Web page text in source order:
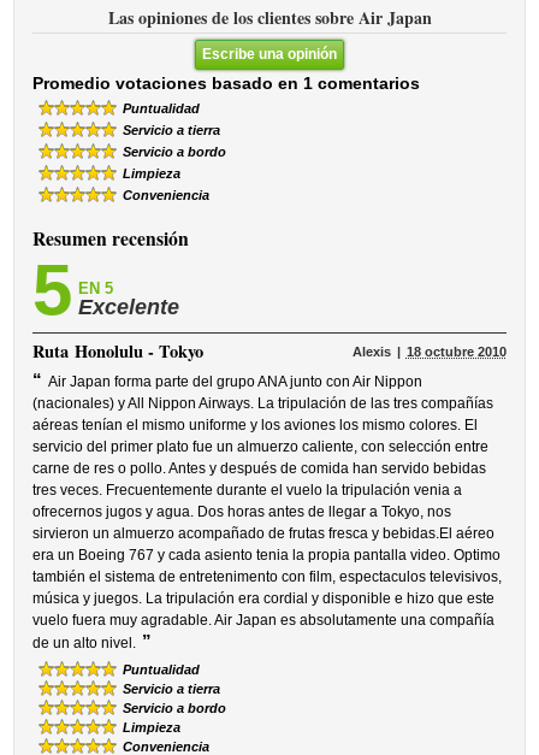
Las opiniones de los clientes sobre Air Japan
Escribe una opinión
Promedio votaciones basado en 1 comentarios
Puntualidad
Servicio a tierra
Servicio a bordo
Limpieza
Conveniencia
Resumen recensión
5 EN 5
Excelente
RutaHonolulu - Tokyo Alexis 18 octubre 2010
“ Air Japan forma parte del grupo ANA junto con Air Nippon
(nacionales) y All Nippon Airways. La tripulación de las tres compañías
aéreas tenían el mismo uniforme y los aviones los mismo colores. El
servicio del primer plato fue un almuerzo caliente, con selección entre
carne de res o pollo. Antes y después de comida han servido bebidas
tres veces. Frecuentemente durante el vuelo la tripulación venia a
ofrecernos jugos y agua. Dos horas antes de llegar a Tokyo, nos
sirvieron un almuerzo acompañado de frutas fresca y bebidas.El aéreo
era un Boeing 767 y cada asiento tenia la propia pantalla video. Optimo
también el sistema de entretenimento con film, espectaculos televisivos,
música y juegos. La tripulación era cordial y disponible e hizo que este
vuelo fuera muy agradable. Air Japan es absolutamente una compañía
de un alto nivel. ”
Puntualidad
Servicio a tierra
Servicio a bordo
Limpieza
Conveniencia